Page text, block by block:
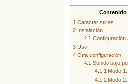
Contenido
1 Características
2 Instalación
2.1 Configuración
3 Uso
4 Otra configuración
4.1 Sonido bajo
4.1.1 Modo 1:
4.1.2 Modo 2: